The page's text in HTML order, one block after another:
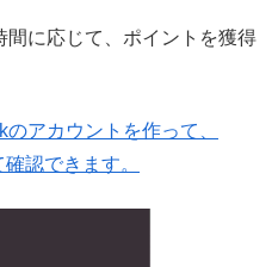
間に応じて、ポイントを獲得
アカウントを作って、
認できます。